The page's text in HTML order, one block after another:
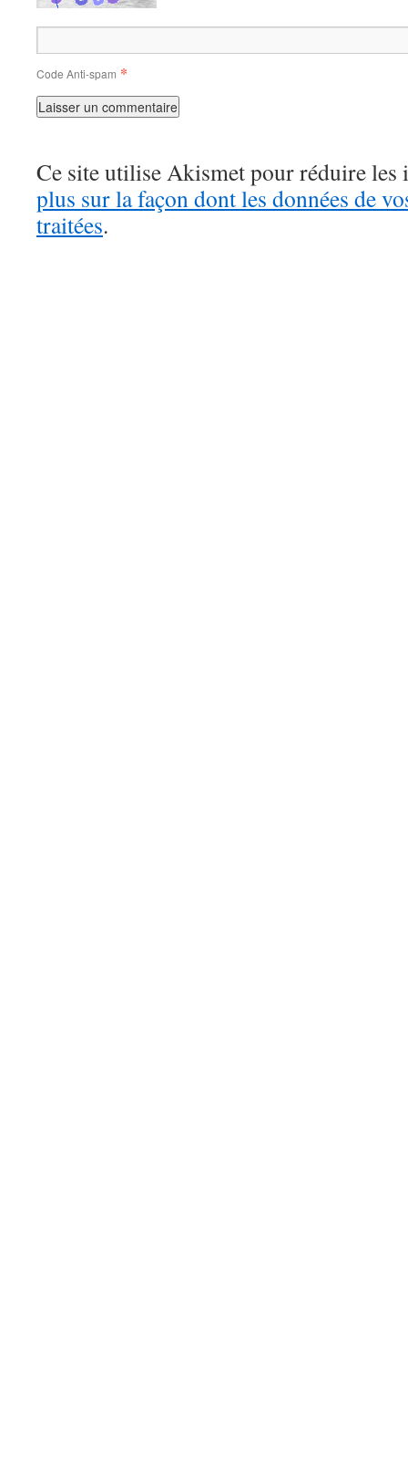
Code Anti-spam *
Ce site utilise Akismet pour réduire les
plus sur la façon dont les données de
traitées.